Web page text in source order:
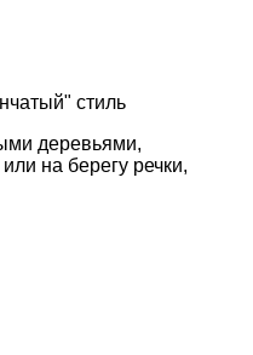
стиль
деревьями,
на берегу речки,